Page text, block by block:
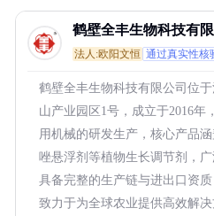
鹤壁全丰生物科技有限
法人:欧阳文恒 通过真实性核
鹤壁全丰生物科技有限公司位
山产业园区1号，成立于2016年
用机械的研发生产，核心产品
唑悬浮剂等植物生长调节剂，
具备完整的生产链与进出口资
致力于为全球农业提供高效解决